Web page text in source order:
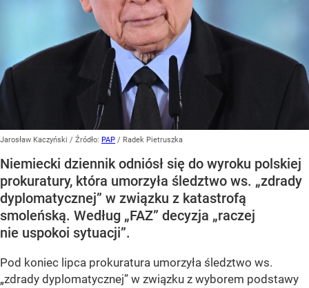
Jarosław Kaczyński / Źródło: PAP / Radek Pietruszka
Niemiecki dziennik odniósł się do wyroku polskiej
prokuratury, która umorzyła śledztwo ws. „zdrady
dyplomatycznej” w związku z katastrofą
smoleńską. Według „FAZ” decyzja „raczej
nie uspokoi sytuacji”.
Pod koniec lipca prokuratura umorzyła śledztwo ws.
„zdrady dyplomatycznej” w związku z wyborem podstawy